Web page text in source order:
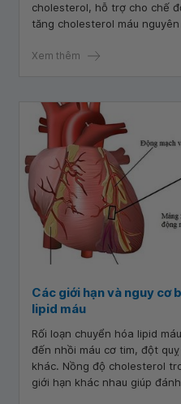
cholesterol, hỗ trợ cho chế
tăng cholesterol máu
Xem thêm
Các giới hạn và nguy cơ
lipid máu
Rối loạn chuyển hóa lipid
đến nhồi máu cơ tim, đột
khác. Nồng độ cholesterol
giới hạn khác nhau giúp